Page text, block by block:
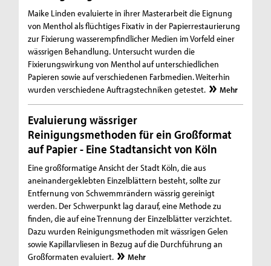
Maike Linden evaluierte in ihrer Masterarbeit die Eignung
von Menthol als flüchtiges Fixativ in der Papierrestaurierung
zur Fixierung wasserempfindlicher Medien im Vorfeld einer
wässrigen Behandlung. Untersucht wurden die
Fixierungswirkung von Menthol auf unterschiedlichen
Papieren sowie auf verschiedenen Farbmedien. Weiterhin
wurden verschiedene Auftragstechniken getestet.
Mehr
Evaluierung wässriger
Reinigungsmethoden für ein Großformat
auf Papier - Eine Stadtansicht von Köln
Eine großformatige Ansicht der Stadt Köln, die aus
aneinandergeklebten Einzelblättern besteht, sollte zur
Entfernung von Schwemmrändern wässrig gereinigt
werden. Der Schwerpunkt lag darauf, eine Methode zu
finden, die auf eine Trennung der Einzelblätter verzichtet.
Dazu wurden Reinigungsmethoden mit wässrigen Gelen
sowie Kapillarvliesen in Bezug auf die Durchführung an
Großformaten evaluiert.
Mehr